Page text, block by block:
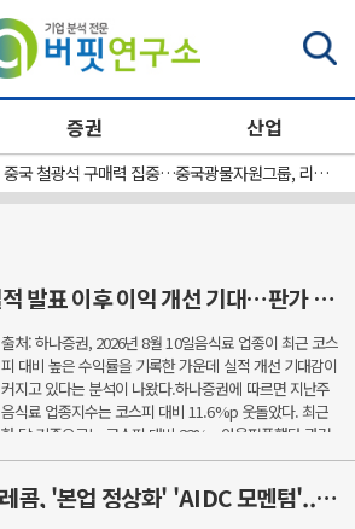
증권 산업
[원자재] 중국 철광석 구매력 집중…중국광물자원그룹, 리오 틴토와 협상 앞두고 개별 협상 중단 지시
[이슈 체크] 식품, 실적 발표 이후 이익 개선 기대…판가 인상·수출 호조에 주목
출처: 하나증권, 2026년 8월 10일음식료 업종이 최근 코스
피 대비 높은 수익률을 기록한 가운데 실적 개선 기대감이
커지고 있다는 분석이 나왔다.하나증권에 따르면 지난주
음식료 업종지수는 코스피 대비 11.6%p 웃돌았다. 최근
한 달 기준으로는 코스피 대비 22%p 아웃퍼폼했다.과거
곡물 가격 상승 국면에서는 종합가공식품 업체들이 먼저
[버핏 리포트] SK텔레콤, '본업 정상화' 'AIDC 모멘텀'...감가상각비 감소 국면 - iM
검색